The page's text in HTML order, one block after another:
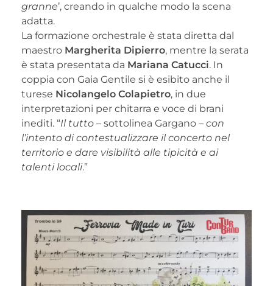
granne’, creando in qualche modo la scena
adatta.
La formazione orchestrale è stata diretta dal
maestro Margherita Dipierro, mentre la serata
è stata presentata da Mariana Catucci. In
coppia con Gaia Gentile si è esibito anche il
turese Nicolangelo Colapietro, in due
interpretazioni per chitarra e voce di brani
inediti. “Il tutto – sottolinea Gargano – con
l’intento di contestualizzare il concerto nel
territorio e dare visibilità alle tipicità e ai
talenti locali.”